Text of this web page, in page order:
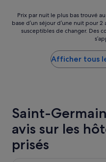
Prix
par
nuit
heures
sur
la
d’un
Prix par nuit le plus bas trouvé
base d’un séjour d’une nuit pour
susceptibles de changer. Des
Afficher tous
Saint-
avis sur les
prisés